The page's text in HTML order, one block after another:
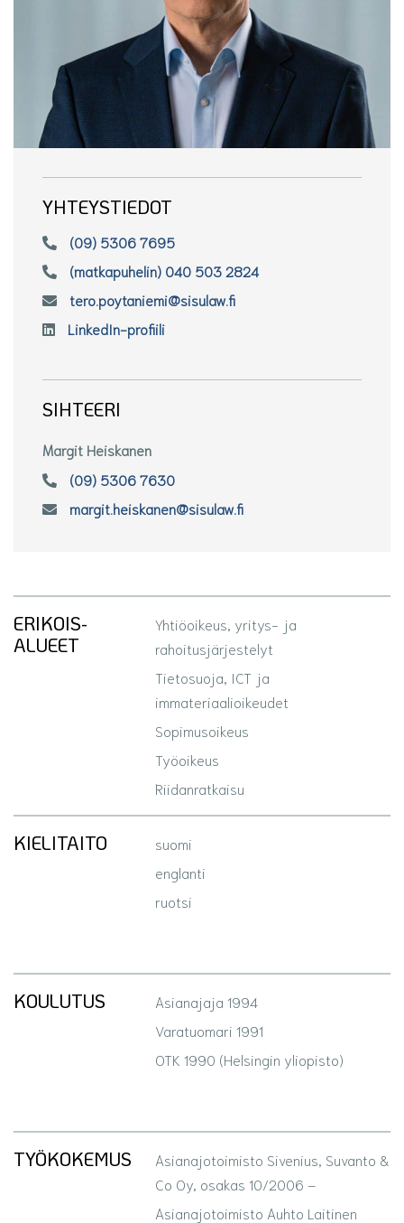
YHTEYSTIEDOT
(09) 5306 7695
(matkapuhelin) 040 503 2824
tero.poytaniemi@sisulaw.fi
LinkedIn-profiili
SIHTEERI
Margit Heiskanen
(09) 5306 7630
margit.heiskanen@sisulaw.fi
ERIKOIS­
ALUEET
Yhtiöoikeus, yritys- ja
rahoitusjärjestelyt
Tietosuoja, ICT ja
immateriaalioikeudet
Sopimusoikeus
Työoikeus
Riidanratkaisu
KIELITAITO
suomi
englanti
ruotsi
KOULUTUS
Asianajaja 1994
Varatuomari 1991
OTK 1990 (Helsingin yliopisto)
TYÖ­KOKEMUS
Asianajotoimisto Sivenius, Suvanto &
Co Oy, osakas 10/2006 –
Asianajotoimisto Auhto Laitinen